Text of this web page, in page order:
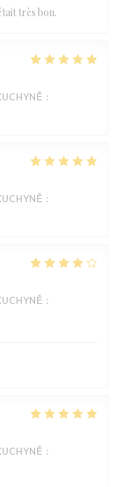
très bon.
:
:
:
: